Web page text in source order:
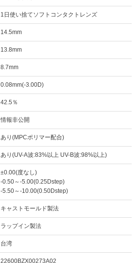
1日使い捨てソフトコンタクトレンズ
14.5mm
13.8mm
8.7mm
0.08mm(-3.00D)
42.5％
情報非公開
あり(MPCポリマー配合)
あり(UV-A波:83%以上 UV-B波:98%以上)
±0.00(度なし)
-0.50～-5.00(0.25Dstep)
-5.50～-10.00(0.50Dstep)
キャストモールド製法
ラップイン製法
台湾
22600BZX00273A02